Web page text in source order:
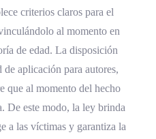
criterios claros para el
al momento en
de edad. La disposición
aplicación para autores,
que al momento del hecho
De este modo, la ley brinda
a las víctimas y garantiza la